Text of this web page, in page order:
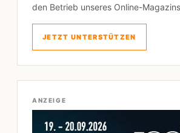
den Betrieb unseres Online-
JETZT UNTERSTÜTZEN
ANZEIGE